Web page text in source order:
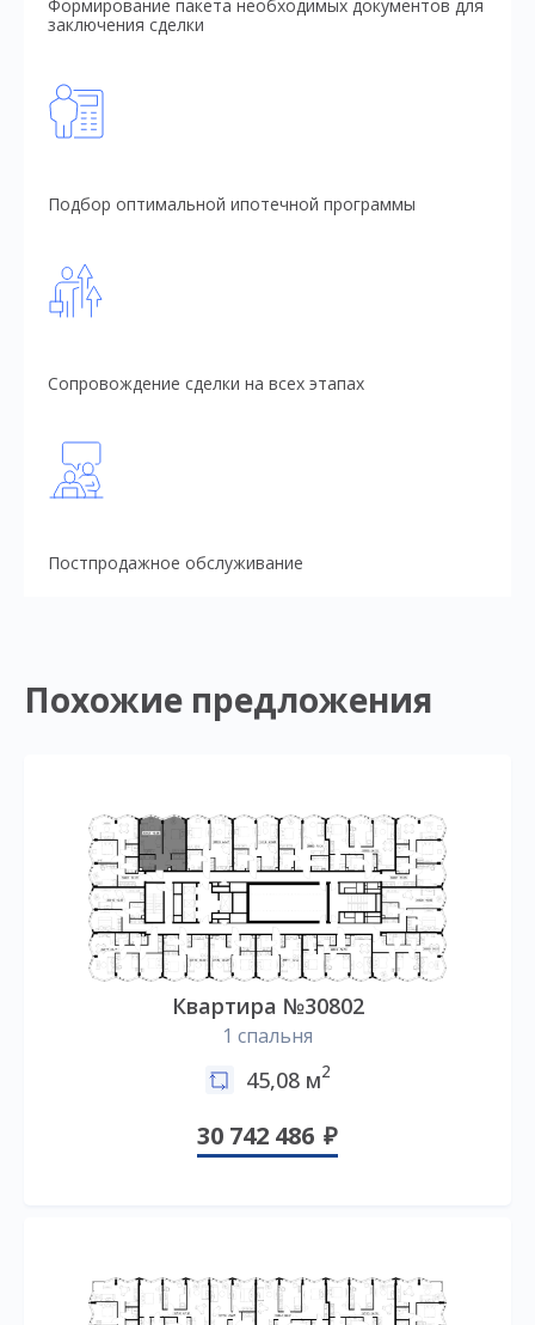
Формирование пакета необходимых документов для
заключения сделки
Подбор оптимальной ипотечной программы
Сопровождение сделки на всех этапах
Постпродажное обслуживание
Похожие предложения
Квартира №30802
1 спальня
45,08 м2
30 742 486